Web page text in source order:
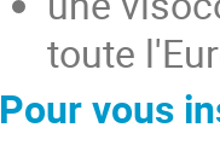
toute
Pour vous